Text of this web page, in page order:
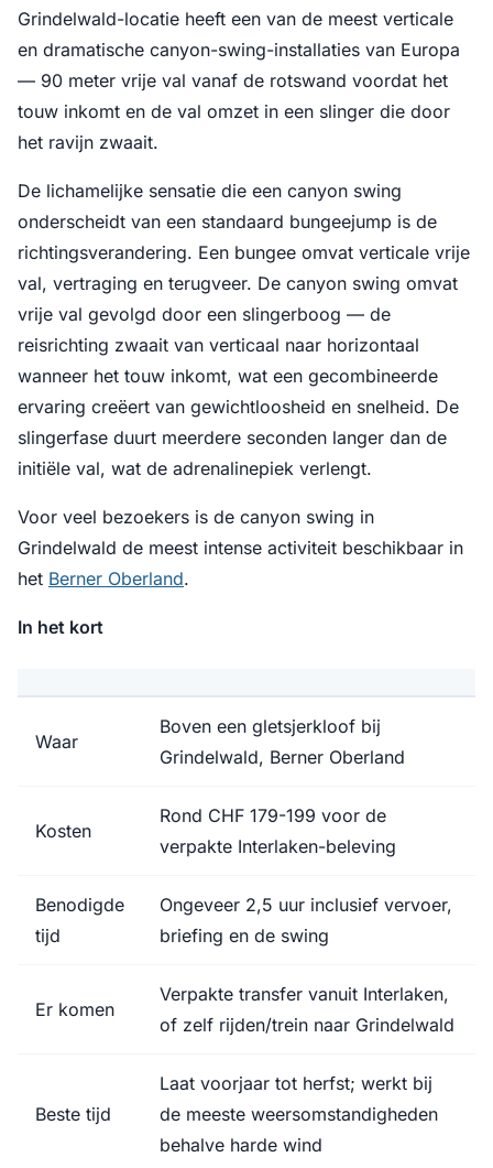
Grindelwald-locatie heeft een van de meest verticale
en dramatische canyon-swing-installaties van Europa
— 90 meter vrije val vanaf de rotswand voordat het
touw inkomt en de val omzet in een slinger die door
het ravijn zwaait.
De lichamelijke sensatie die een canyon swing
onderscheidt van een standaard bungeejump is de
richtingsverandering. Een bungee omvat verticale vrije
val, vertraging en terugveer. De canyon swing omvat
vrije val gevolgd door een slingerboog — de
reisrichting zwaait van verticaal naar horizontaal
wanneer het touw inkomt, wat een gecombineerde
ervaring creëert van gewichtloosheid en snelheid. De
slingerfase duurt meerdere seconden langer dan de
initiële val, wat de adrenalinepiek verlengt.
Voor veel bezoekers is de canyon swing in
Grindelwald de meest intense activiteit beschikbaar in
het Berner Oberland.
In het kort
Waar
Boven een gletsjerkloof bij
Grindelwald, Berner Oberland
Kosten
Rond CHF 179-199 voor de
verpakte Interlaken-beleving
Benodigde
tijd
Ongeveer 2,5 uur inclusief vervoer,
briefing en de swing
Er komen
Verpakte transfer vanuit Interlaken,
of zelf rijden/trein naar Grindelwald
Beste tijd
Laat voorjaar tot herfst; werkt bij
de meeste weersomstandigheden
behalve harde wind